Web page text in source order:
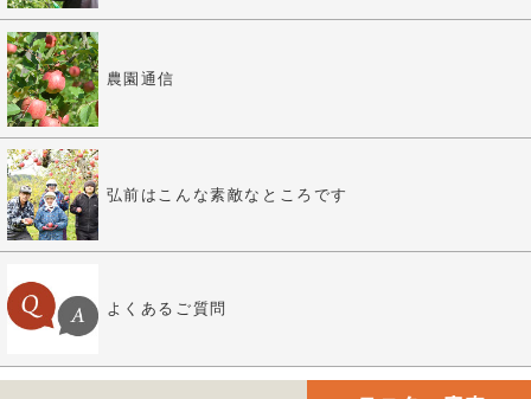
農園通信
弘前はこんな素敵なところです
よくあるご質問